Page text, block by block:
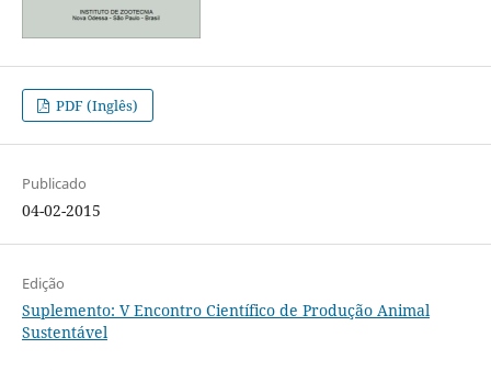
PDF (Inglês)
Publicado
04-02-2015
Edição
Suplemento: V Encontro Científico de Produção Animal
Sustentável